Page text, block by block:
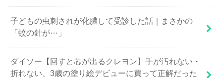
子どもの虫刺されが化膿して受診した話｜まさかの
「蚊の針が⋯」
ダイソー【回すと芯が出るクレヨン】手が汚れない・
折れない、3歳の塗り絵デビューに買って正解だった